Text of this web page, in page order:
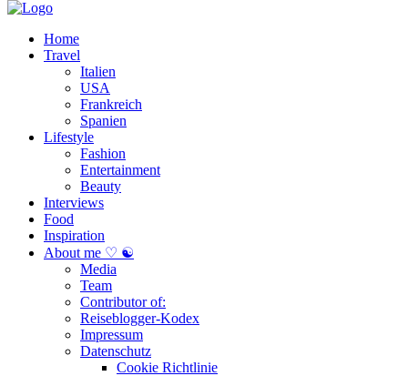
Home
Travel
Italien
USA
Frankreich
Spanien
Lifestyle
Fashion
Entertainment
Beauty
Interviews
Food
Inspiration
About me ♡ ☯
Media
Team
Contributor of:
Reiseblogger-Kodex
Impressum
Datenschutz
Cookie Richtlinie